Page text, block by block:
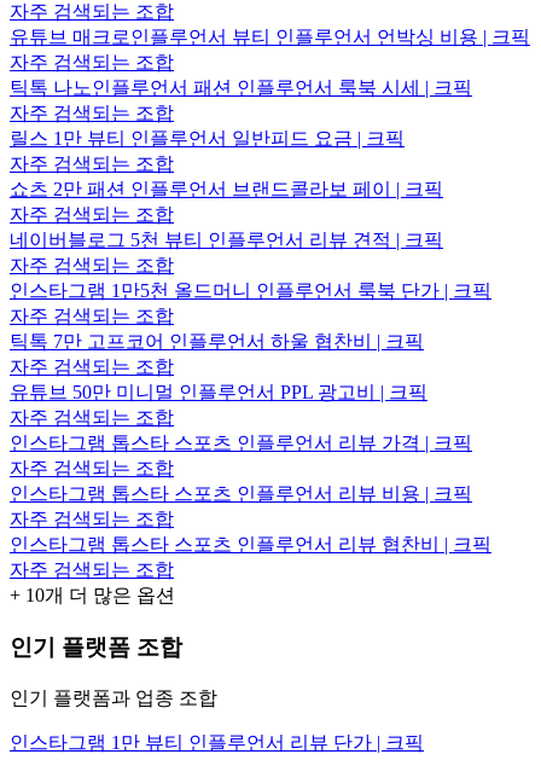
자주 검색되는 조합
유튜브 매크로인플루언서 뷰티 인플루언서 언박싱 비용 | 크픽
자주 검색되는 조합
틱톡 나노인플루언서 패션 인플루언서 룩북 시세 | 크픽
자주 검색되는 조합
릴스 1만 뷰티 인플루언서 일반피드 요금 | 크픽
자주 검색되는 조합
쇼츠 2만 패션 인플루언서 브랜드콜라보 페이 | 크픽
자주 검색되는 조합
네이버블로그 5천 뷰티 인플루언서 리뷰 견적 | 크픽
자주 검색되는 조합
인스타그램 1만5천 올드머니 인플루언서 룩북 단가 | 크픽
자주 검색되는 조합
틱톡 7만 고프코어 인플루언서 하울 협찬비 | 크픽
자주 검색되는 조합
유튜브 50만 미니멀 인플루언서 PPL 광고비 | 크픽
자주 검색되는 조합
인스타그램 톱스타 스포츠 인플루언서 리뷰 가격 | 크픽
자주 검색되는 조합
인스타그램 톱스타 스포츠 인플루언서 리뷰 비용 | 크픽
자주 검색되는 조합
인스타그램 톱스타 스포츠 인플루언서 리뷰 협찬비 | 크픽
자주 검색되는 조합
+ 10개 더 많은 옵션
인기 플랫폼 조합
인기 플랫폼과 업종 조합
인스타그램 1만 뷰티 인플루언서 리뷰 단가 | 크픽